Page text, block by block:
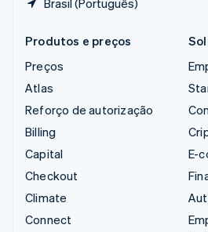
Produtos e preços
Preços
Atlas
Reforço de autorização
Billing
Capital
Checkout
Climate
Connect
E-